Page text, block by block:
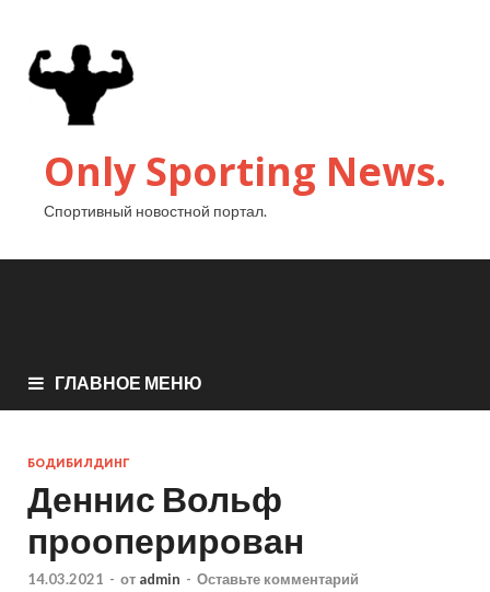
Only Sporting News.
Спортивный новостной портал.
ГЛАВНОЕ МЕНЮ
БОДИБИЛДИНГ
Деннис Вольф
прооперирован
14.03.2021 - от admin - Оставьте комментарий